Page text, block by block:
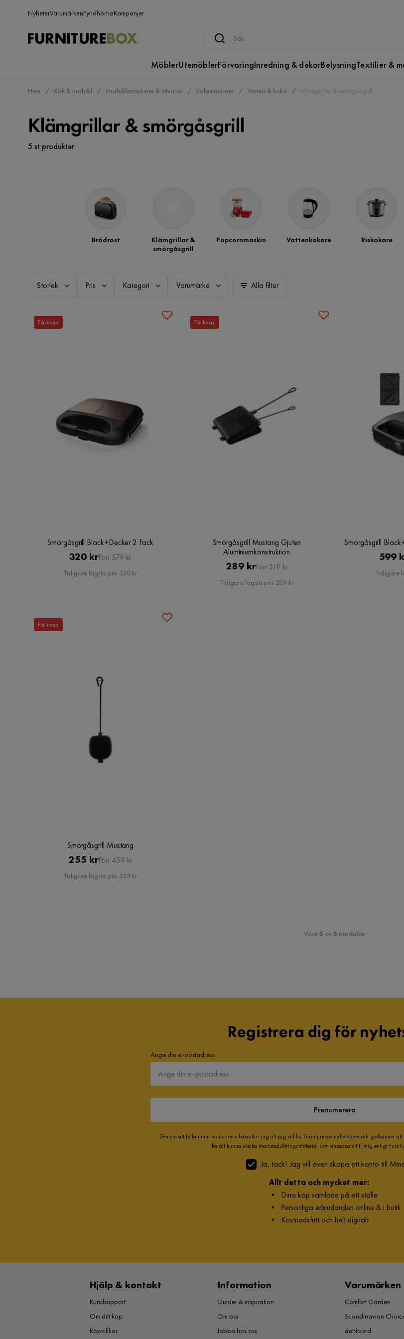
NyheterVarumärkenFyndhörnaKampanjer
MöblerUtemöblerFörvaringInredning & dekorBelysningTextilier &
Hem Kök & hushåll Hushållsmaskiner & vitvaror Köksmaskiner Värma & koka Klämgrillar & smörgåsgrill
Klämgrillar & smörgåsgrill
5 st produkter
Brödrost
Klämgrillar &
smörgåsgrill
Popcornmaskin Vattenkokare Riskokare
Storlek Pris Kategori Varumärke Alla filter
Smörgåsgrill Black+Decker 2 Fack
Pris
320 krOriginal
Pris
Förr 579 kr
Tidigare lägsta pris 320 kr
Få kvar
Smörgåsgrill Mustang Gjuten
Aluminiumkonstruktion
Pris
289 krOriginal
Pris
Förr 519 kr
Tidigare lägsta pris 289 kr
Få kvar
Smörgåsgrill
599
Tidigare
Smörgåsgrill Mustang
Pris
255 krOriginal
Pris
Förr 459 kr
Tidigare lägsta pris 255 kr
Få kvar
Visar5 av5 produkter
Registrera dig för
Ange din e-postadress
Prenumerera
Genom att fylla i min mailadress bekräftar jag att jag vill ha Furniturebox nyhetsbrev och godkänner
för att kunna skicka marknadsföringsmaterial som anpassats till mig enligt
Ja, tack! Jag vill även skapa ett konto till
Allt detta och mycket mer:
• Dina köp samlade på ett ställe
• Personliga erbjudanden online & i butik
• Kostnadsfritt och helt digitalt
Hjälp & kontakt
Kundsupport
Om ditt köp
Köpvillkor
Information
Guider & inspiration
Om oss
Jobba hos oss
Varumärken
Comfort Garden
Scandinavian
deNoord